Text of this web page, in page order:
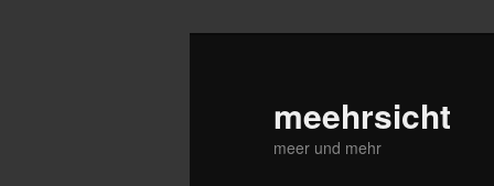
meehrsicht
meer und mehr